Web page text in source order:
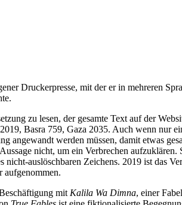
Druckerpresse, mit der er in mehreren
zu lesen, der gesamte Text auf der
Basra 759, Gaza 2035. Auch wenn nur
angewandt werden müssen, damit etwas
nicht, um ein Verbrechen
auslöschbaren Zeichens. 2019 ist das
aufgenommen.
mit Kalila Wa Dimna, einer